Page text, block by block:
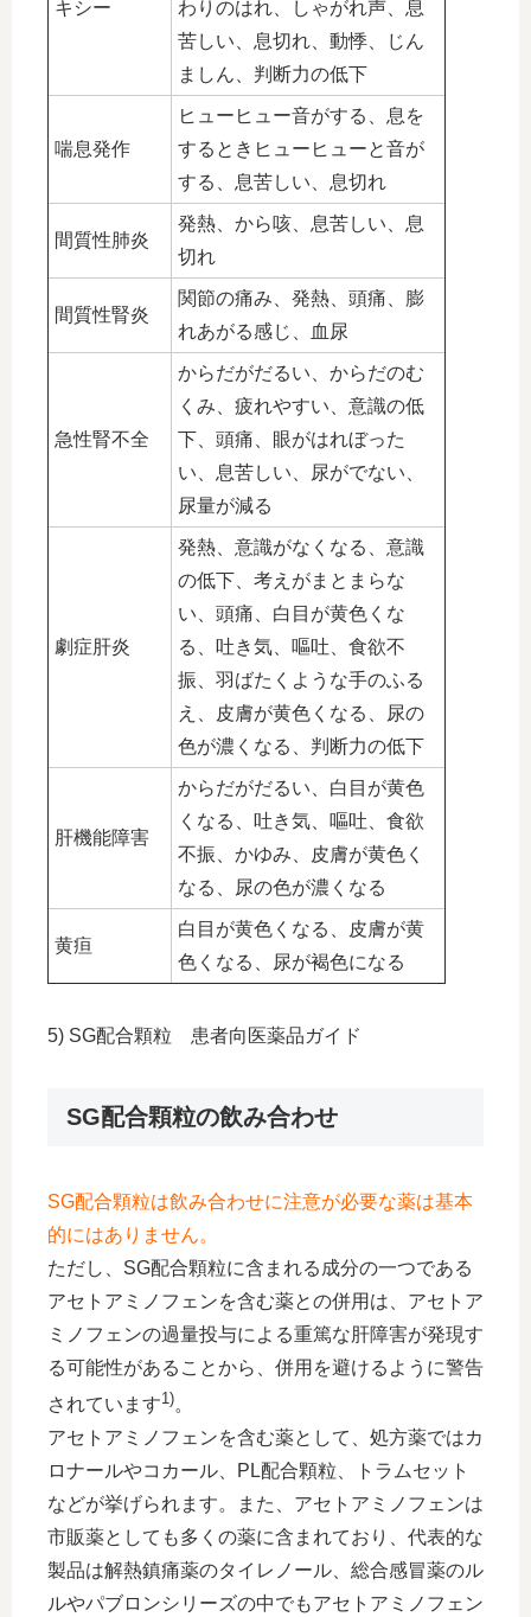
キシー
わりのはれ、しゃがれ声、息
苦しい、息切れ、動悸、じん
ましん、判断力の低下
喘息発作
ヒューヒュー音がする、息を
するときヒューヒューと音が
する、息苦しい、息切れ
間質性肺炎
発熱、から咳、息苦しい、息
切れ
間質性腎炎
関節の痛み、発熱、頭痛、膨
れあがる感じ、血尿
急性腎不全
からだがだるい、からだのむ
くみ、疲れやすい、意識の低
下、頭痛、眼がはれぼった
い、息苦しい、尿がでない、
尿量が減る
劇症肝炎
発熱、意識がなくなる、意識
の低下、考えがまとまらな
い、頭痛、白目が黄色くな
る、吐き気、嘔吐、食欲不
振、羽ばたくような手のふる
え、皮膚が黄色くなる、尿の
色が濃くなる、判断力の低下
肝機能障害
からだがだるい、白目が黄色
くなる、吐き気、嘔吐、食欲
不振、かゆみ、皮膚が黄色く
なる、尿の色が濃くなる
黄疸
白目が黄色くなる、皮膚が黄
色くなる、尿が褐色になる
5) SG配合顆粒 患者向医薬品ガイド
SG配合顆粒の飲み合わせ
SG配合顆粒は飲み合わせに注意が必要な薬は基本
的にはありません。
ただし、SG配合顆粒に含まれる成分の一つである
アセトアミノフェンを含む薬との併用は、アセトア
ミノフェンの過量投与による重篤な肝障害が発現す
る可能性があることから、併用を避けるように警告
されています1)。
アセトアミノフェンを含む薬として、処方薬ではカ
ロナールやコカール、PL配合顆粒、トラムセット
などが挙げられます。また、アセトアミノフェンは
市販薬としても多くの薬に含まれており、代表的な
製品は解熱鎮痛薬のタイレノール、総合感冒薬のル
ルやパブロンシリーズの中でもアセトアミノフェン